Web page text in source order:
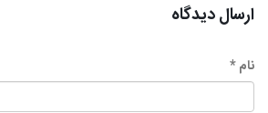
ارسال دیدگاه
نام *